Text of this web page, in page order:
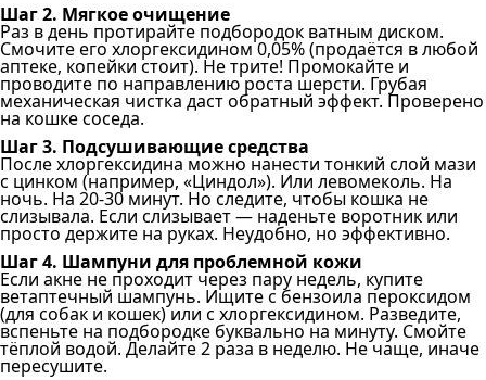
Шаг 2. Мягкое очищение
Раз в день протирайте подбородок ватным диском.
Смочите его хлоргексидином 0,05% (продаётся в любой
аптеке, копейки стоит). Не трите! Промокайте и
проводите по направлению роста шерсти. Грубая
механическая чистка даст обратный эффект. Проверено
на кошке соседа.
Шаг 3. Подсушивающие средства
После хлоргексидина можно нанести тонкий слой мази
с цинком (например, «Циндол»). Или левомеколь. На
ночь. На 20-30 минут. Но следите, чтобы кошка не
слизывала. Если слизывает — наденьте воротник или
просто держите на руках. Неудобно, но эффективно.
Шаг 4. Шампуни для проблемной кожи
Если акне не проходит через пару недель, купите
ветаптечный шампунь. Ищите с бензоила пероксидом
(для собак и кошек) или с хлоргексидином. Разведите,
вспеньте на подбородке буквально на минуту. Смойте
тёплой водой. Делайте 2 раза в неделю. Не чаще, иначе
пересушите.